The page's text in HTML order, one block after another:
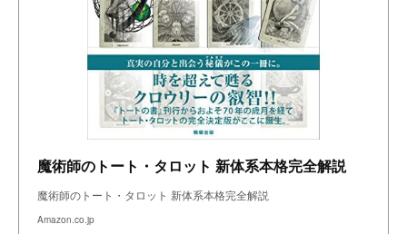
魔術師のトート・タロット 新体系本格完全解説
魔術師のトート・タロット 新体系本格完全解説
Amazon.co.jp